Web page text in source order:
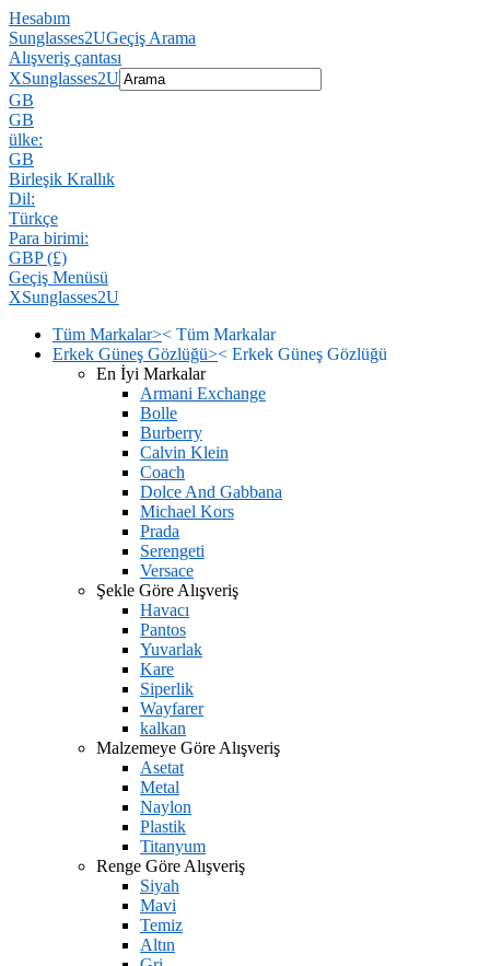
Hesabım
Sunglasses2UGeçiş Arama
Alışveriş çantası
XSunglasses2U
GB
GB
ülke:
GB
Birleşik Krallık
Dil:
Türkçe
Para birimi:
GBP (£)
Geçiş Menüsü
XSunglasses2U
Tüm Markalar>< Tüm Markalar
Erkek Güneş Gözlüğü>< Erkek Güneş Gözlüğü
En İyi Markalar
Armani Exchange
Bolle
Burberry
Calvin Klein
Coach
Dolce And Gabbana
Michael Kors
Prada
Serengeti
Versace
Şekle Göre Alışveriş
Havacı
Pantos
Yuvarlak
Kare
Siperlik
Wayfarer
kalkan
Malzemeye Göre Alışveriş
Asetat
Metal
Naylon
Plastik
Titanyum
Renge Göre Alışveriş
Siyah
Mavi
Temiz
Altın